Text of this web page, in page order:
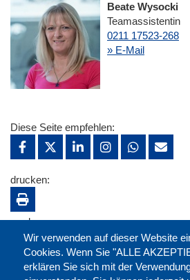
Beate Wysocki
Teamassistentin
0211 17523-268
» E-Mail
Wir verwenden auf dieser Website
Cookies. Wenn Sie "ALLE
erklären Sie sich mit der
Diese Seite empfehlen:
drucken:
merken: